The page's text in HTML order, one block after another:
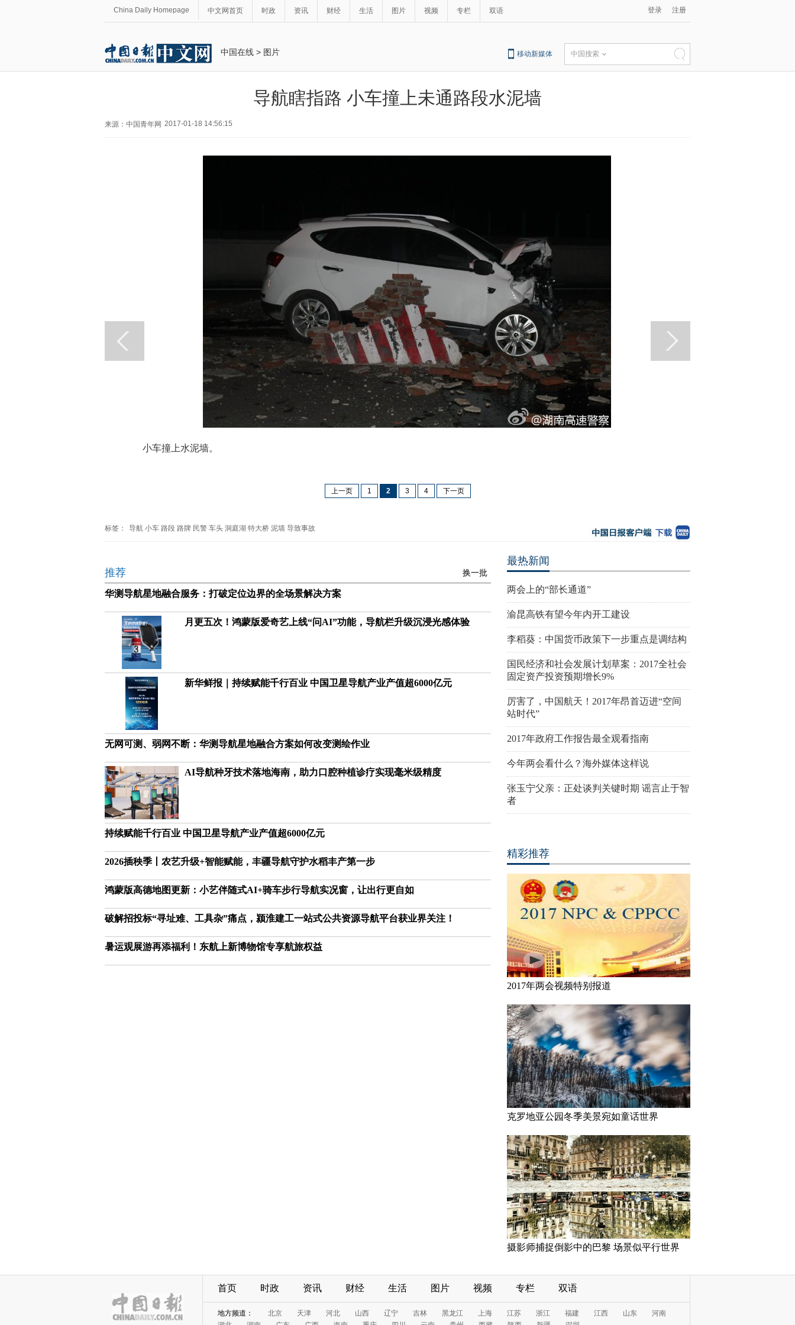
China Daily Homepage 中文网首页 时政 资讯 财经 生活 图片 视频 专栏 双语 登录 注册
中国在线 > 图片 移动新媒体 中国搜索
导航瞎指路 小车撞上未通路段水泥墙
来源：中国青年网 2017-01-18 14:56:15
小车撞上水泥墙。
上一页 1 2 3 4 下一页
标签： 导航 小车 路段 路牌 民警 车头 洞庭湖 特大桥 泥墙 导致事故
推荐 换一批
华测导航星地融合服务：打破定位边界的全场景解决方案
月更五次！鸿蒙版爱奇艺上线“问AI”功能，导航栏升级沉浸光感体验
新华鲜报｜持续赋能千行百业 中国卫星导航产业产值超6000亿元
无网可测、弱网不断：华测导航星地融合方案如何改变测绘作业
AI导航种牙技术落地海南，助力口腔种植诊疗实现毫米级精度
持续赋能千行百业 中国卫星导航产业产值超6000亿元
2026插秧季丨农艺升级+智能赋能，丰疆导航守护水稻丰产第一步
鸿蒙版高德地图更新：小艺伴随式AI+骑车步行导航实况窗，让出行更自如
破解招投标“寻址难、工具杂”痛点，颍淮建工一站式公共资源导航平台获业界关注！
暑运观展游再添福利！东航上新博物馆专享航旅权益
最热新闻
两会上的“部长通道”
渝昆高铁有望今年内开工建设
李稻葵：中国货币政策下一步重点是调结构
国民经济和社会发展计划草案：2017全社会
固定资产投资预期增长9%
厉害了，中国航天！2017年昂首迈进“空间
站时代”
2017年政府工作报告最全观看指南
今年两会看什么？海外媒体这样说
张玉宁父亲：正处谈判关键时期 谣言止于智
者
精彩推荐
2017年两会视频特别报道
克罗地亚公园冬季美景宛如童话世界
摄影师捕捉倒影中的巴黎 场景似平行世界
首页 时政 资讯 财经 生活 图片 视频 专栏 双语
地方频道： 北京 天津 河北 山西 辽宁 吉林 黑龙江 上海 江苏 浙江 福建 江西 山东
河南